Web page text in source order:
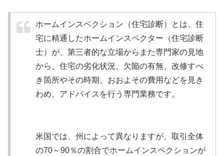
ホームインスペクション（住宅診断）とは、住
宅に精通したホームインスペクター（住宅診断
士）が、第三者的な立場からまた専門家の見地
から、住宅の劣化状況、欠陥の有無、改修すべ
き箇所やその時期、おおよその費用などを見き
わめ、アドバイスを行う専門業務です。
米国では、州によって異なりますが、取引全体
の70～90％の割合でホームインスペクションが